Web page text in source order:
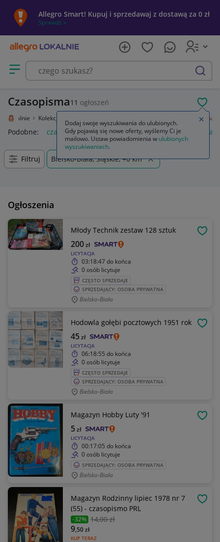
Allegro Smart! Kupuj i sprzedawaj z dostawą za 0 zł
Sprawdź »
Otwórz menu z kategoriami
szukaj
Czasopisma11 ogłoszeń
Lokalnie Kolekcje i sztuka Czasopisma
Podobne: czasopisma czasopisma erotyczne popcorn
Filtruj Bielsko-Biała, Śląskie, +0 km
Ogłoszenia
Młody Technik zestaw 128 sztuk
LICYTACJA
200zł
03:18:47do końca
0 osób licytuje
CZĘSTO SPRZEDAJE
SPRZEDAJĄCY: OSOBA PRYWATNA
Bielsko-Biała
Hodowla gołębi pocztowych 1951 rok
LICYTACJA
45zł
06:18:55 do końca
0 osób licytuje
CZĘSTO SPRZEDAJE
SPRZEDAJĄCY: OSOBA PRYWATNA
Bielsko-Biała
Magazyn Hobby Luty '91
LICYTACJA
5zł
00:17:05 do końca
0 osób licytuje
SPRZEDAJĄCY: OSOBA PRYWATNA
Bielsko-Biała
Magazyn Rodzinny lipiec 1978 nr 7
(55) - czasopismo PRL
-32% 14,00 zł
KUP TERAZ
9,50zł
Dodaj swoje wyszukiwania do ulubionych.
Gdy pojawią się nowe oferty, wyślemy Ci je
mailowo. Ustaw powiadomienia w ulubionych
wyszukiwaniach.